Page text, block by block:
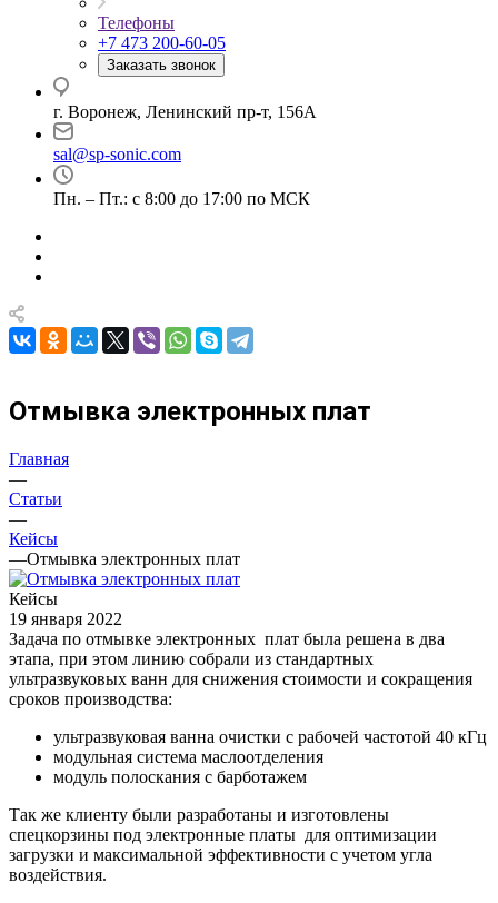
Телефоны
+7 473 200-60-05
Заказать звонок
г. Воронеж, Ленинский пр-т, 156А
sal@sp-sonic.com
Пн. – Пт.: с 8:00 до 17:00 по МСК
Отмывка электронных плат
Главная
—
Статьи
—
Кейсы
—Отмывка электронных плат
Кейсы
19 января 2022
Задача по отмывке электронных плат была решена в два
этапа, при этом линию собрали из стандартных
ультразвуковых ванн для снижения стоимости и сокращения
сроков производства:
ультразвуковая ванна очистки с рабочей частотой 40 кГц
модульная система маслоотделения
модуль полоскания с барботажем
Так же клиенту были разработаны и изготовлены
спецкорзины под электронные платы для оптимизации
загрузки и максимальной эффективности с учетом угла
воздействия.